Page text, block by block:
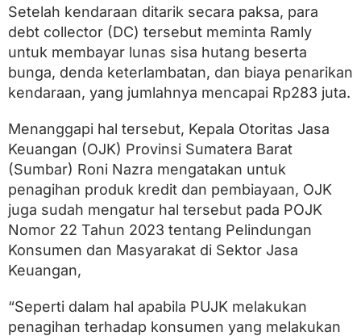
Setelah kendaraan ditarik secara paksa, para
debt collector (DC) tersebut meminta Ramly
untuk membayar lunas sisa hutang beserta
bunga, denda keterlambatan, dan biaya penarikan
kendaraan, yang jumlahnya mencapai Rp283 juta.
Menanggapi hal tersebut, Kepala Otoritas Jasa
Keuangan (OJK) Provinsi Sumatera Barat
(Sumbar) Roni Nazra mengatakan untuk
penagihan produk kredit dan pembiayaan, OJK
juga sudah mengatur hal tersebut pada POJK
Nomor 22 Tahun 2023 tentang Pelindungan
Konsumen dan Masyarakat di Sektor Jasa
Keuangan,
“Seperti dalam hal apabila PUJK melakukan
penagihan terhadap konsumen yang melakukan